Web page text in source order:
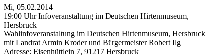
Mi, 05.02.2014
19:00 Uhr Info­ver­an­stal­tung im Deut­schen Hir­ten­mu­se­um,
Hersbruck
Wahl­in­fo­ver­an­stal­tung im Deut­schen Hir­ten­mu­se­um, Hersbruck
mit Land­rat Armin Kro­der und Bür­ger­meis­ter Robert Ilg
Adres­se: Eisen­hütt­lein 7, 91217 Hersbruck